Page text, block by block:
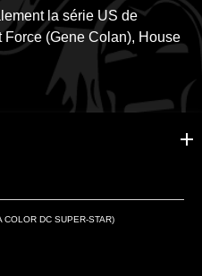
la série US de
(Gene Colan), House
COLOR DC SUPER-STAR)